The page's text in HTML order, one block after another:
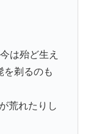
は殆ど生え
を剃るのも
荒れたりし